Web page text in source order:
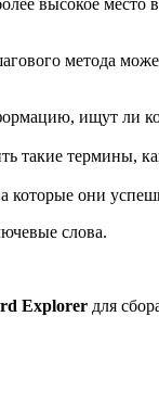
высокое место в
метода
ищут ли
такие термины,
которые они
слова.
Explorer для